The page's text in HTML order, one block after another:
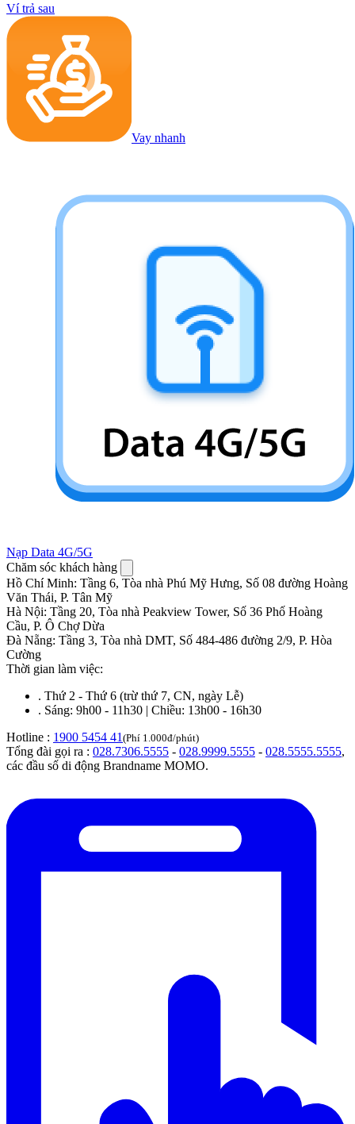
Ví trả sau
Vay nhanh
Nạp Data 4G/5G
Chăm sóc khách hàng
Hồ Chí Minh: Tầng 6, Tòa nhà Phú Mỹ Hưng, Số 08 đường Hoàng
Văn Thái, P. Tân Mỹ
Hà Nội: Tầng 20, Tòa nhà Peakview Tower, Số 36 Phố Hoàng
Cầu, P. Ô Chợ Dừa
Đà Nẵng: Tầng 3, Tòa nhà DMT, Số 484-486 đường 2/9, P. Hòa
Cường
Thời gian làm việc:
. Thứ 2 - Thứ 6 (trừ thứ 7, CN, ngày Lễ)
. Sáng: 9h00 - 11h30 | Chiều: 13h00 - 16h30
Hotline : 1900 5454 41 (Phí 1.000đ/phút)
Tổng đài gọi ra : 028.7306.5555 - 028.9999.5555 - 028.5555.5555,
các đầu số di động Brandname MOMO.